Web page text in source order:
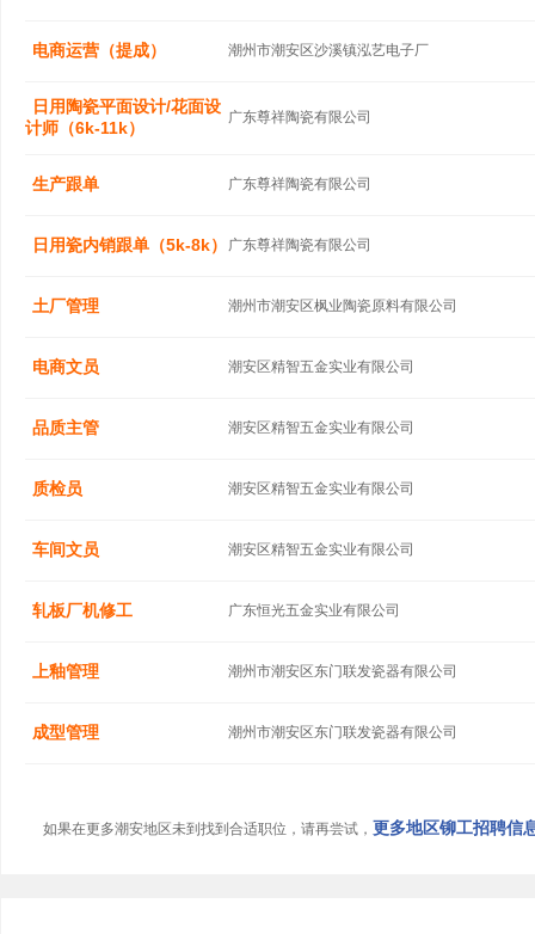
电商运营（提成） 潮州市潮安区沙溪镇泓艺电子厂
日用陶瓷平面设计/花面设
计师（6k-11k）
广东尊祥陶瓷有限公司
生产跟单 广东尊祥陶瓷有限公司
日用瓷内销跟单（5k-8k） 广东尊祥陶瓷有限公司
土厂管理 潮州市潮安区枫业陶瓷原料有限公司
电商文员 潮安区精智五金实业有限公司
品质主管 潮安区精智五金实业有限公司
质检员 潮安区精智五金实业有限公司
车间文员 潮安区精智五金实业有限公司
轧板厂机修工 广东恒光五金实业有限公司
上釉管理 潮州市潮安区东门联发瓷器有限公司
成型管理 潮州市潮安区东门联发瓷器有限公司
如果在更多潮安地区未到找到合适职位，请再尝试， 更多地区铆工招聘信